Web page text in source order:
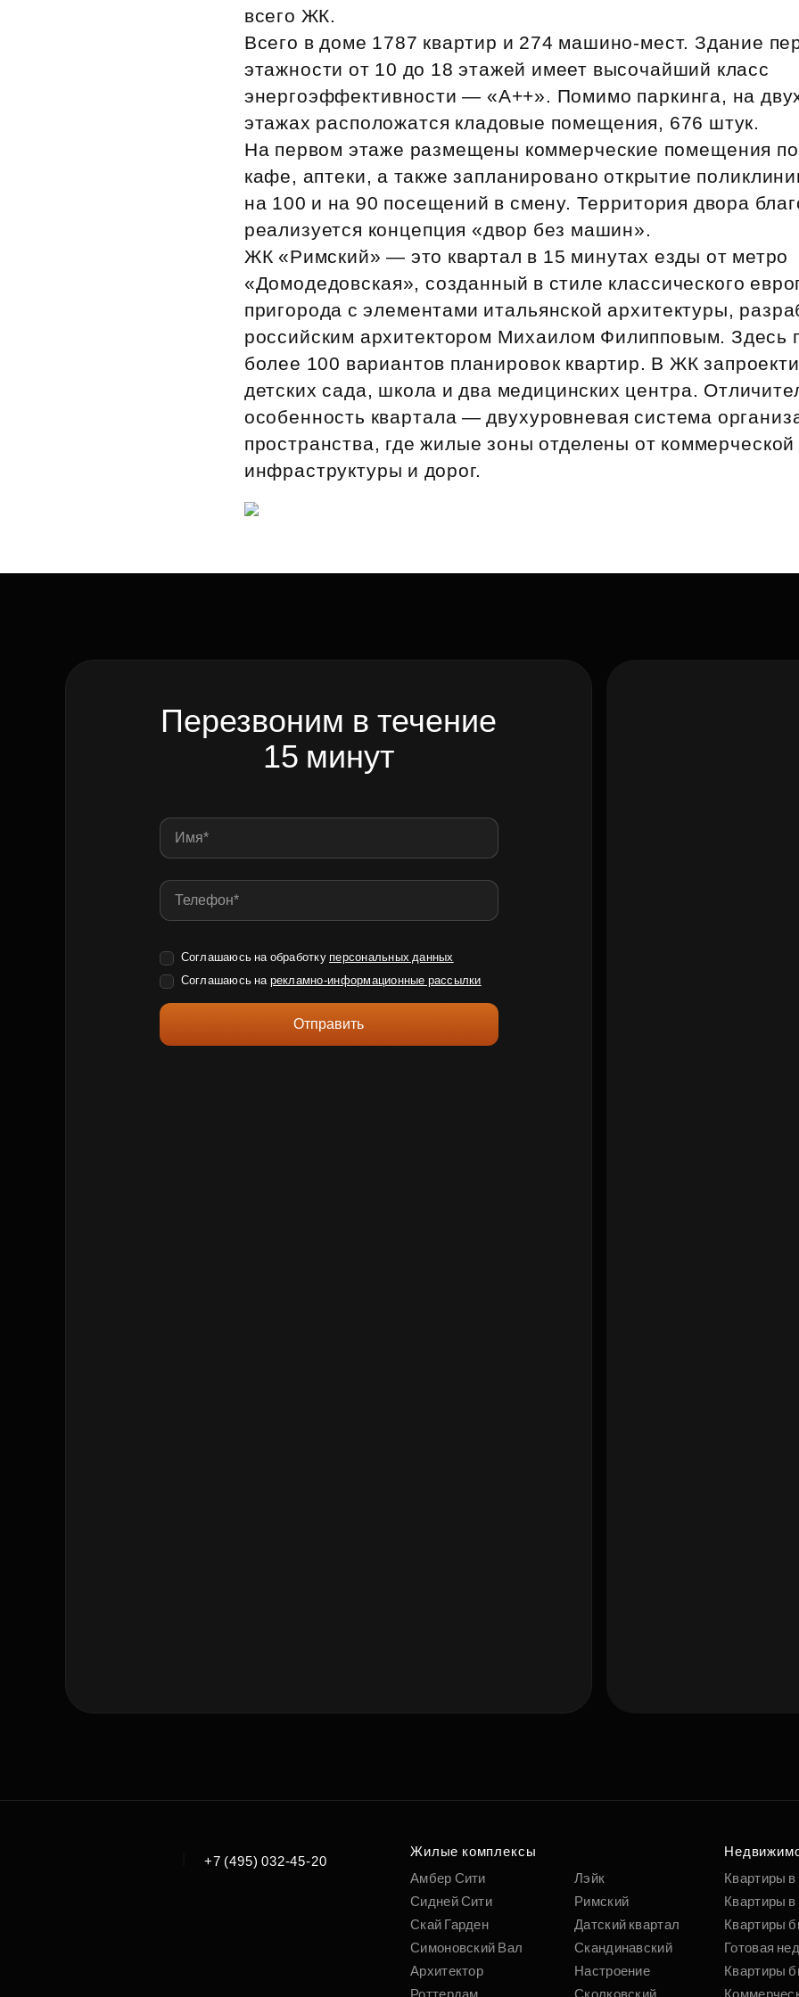
всего ЖК.
Всего в доме 1787 квартир и 274 машино‑мест. Здание
этажности от 10 до 18 этажей имеет высочайший класс
энергоэффективности — «А++». Помимо паркинга, на
этажах расположатся кладовые помещения, 676 штук.
На первом этаже размещены коммерческие помещения
кафе, аптеки, а также запланировано открытие
на 100 и на 90 посещений в смену. Территория двора
реализуется концепция «двор без машин».
ЖК «Римский» — это квартал в 15 минутах езды от метро
«Домодедовская», созданный в стиле классического
пригорода с элементами итальянской архитектуры,
российским архитектором Михаилом Филипповым. Здесь
более 100 вариантов планировок квартир. В ЖК
детских сада, школа и два медицинских центра.
особенность квартала — двухуровневая система
пространства, где жилые зоны отделены от коммерческой
инфраструктуры и дорог.
Перезвоним в течение
15 минут
Соглашаюсь на обработку персональных данных
Соглашаюсь на рекламно-информационные рассылки
Отправить
+7 (495) 032-45-20
Жилые комплексы
Амбер Сити
Сидней Сити
Скай Гарден
Симоновский Вал
Архитектор
Роттердам
Лэйк
Римский
Датский квартал
Скандинавский
Настроение
Сколковский
Квартиры
Квартиры в
Квартиры
Готовая
Квартиры